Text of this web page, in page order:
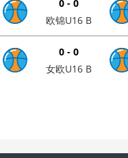
0 - 0
欧锦U16 B
0 - 0
女欧U16 B